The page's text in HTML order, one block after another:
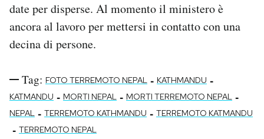
date per disperse. Al momento il ministero è
ancora al lavoro per mettersi in contatto con una
decina di persone.
Tag: FOTO TERREMOTO NEPAL - KATHMANDU -
KATMANDU - MORTI NEPAL - MORTI TERREMOTO NEPAL -
NEPAL - TERREMOTO KATHMANDU - TERREMOTO KATMANDU
- TERREMOTO NEPAL